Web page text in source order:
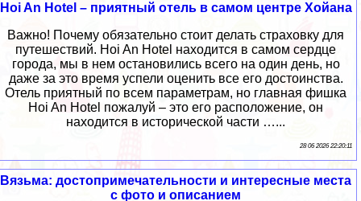
Hoi An Hotel – приятный отель в самом центре Хойана
Важно! Почему обязательно стоит делать страховку для
путешествий. Hoi An Hotel находится в самом сердце
города, мы в нем остановились всего на один день, но
даже за это время успели оценить все его достоинства.
Отель приятный по всем параметрам, но главная фишка
Hoi An Hotel пожалуй – это его расположение, он
находится в исторической части …...
28 06 2026 22:20:11
Вязьма: достопримечательности и интересные места
с фото и описанием